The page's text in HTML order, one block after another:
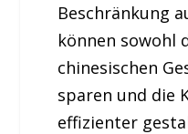
Beschränkung
können sowohl
chinesischen
sparen und die
effizienter